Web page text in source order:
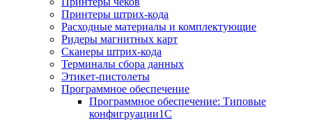
Принтеры штрих-кода
Расходные материалы и комплектующие
Ридеры магнитных карт
Сканеры штрих-кода
Терминалы сбора данных
Этикет-пистолеты
Программное обеспечение
Программное обеспечение: Типовые
конфигруации1С